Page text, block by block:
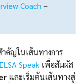
Coach –
คัญในเส้นทางการ
ELSA Speak เพื่อสัมผัส
และเริ่มต้นเส้นทางสู่